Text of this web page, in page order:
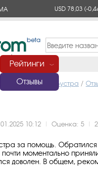
USD 78,03(-
Рейтинги ﹀
Отзывы
(МФО) Бустра /
10:12 | Оценка:5 |
за помощь.
почти моментально
доволен. В общем,